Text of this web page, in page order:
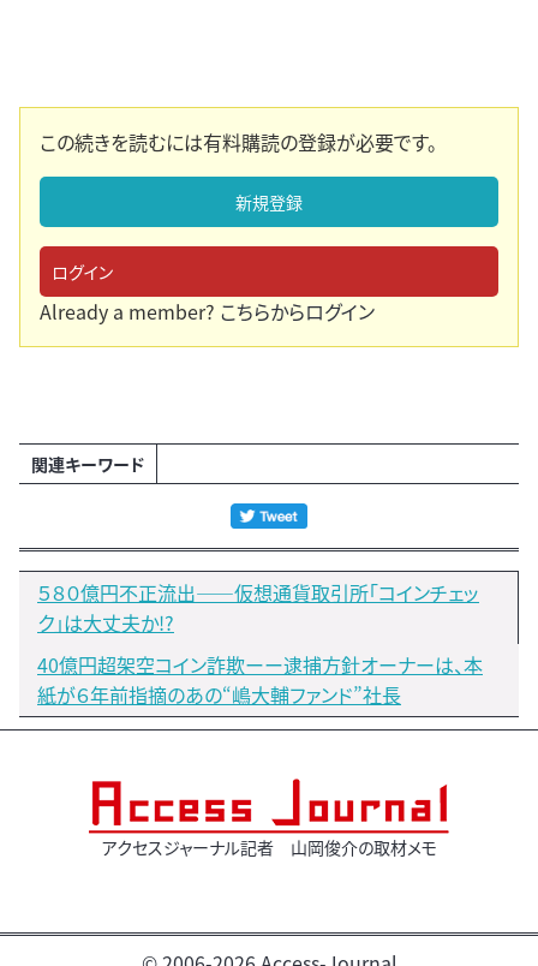
この続きを読むには有料購読の登録が必要です。
新規登録
ログイン
Already a member? こちらからログイン
関連キーワード
５８０億円不正流出――仮想通貨取引所「コインチェッ
ク」は大丈夫か!?
40億円超架空コイン詐欺ーー逮捕方針オーナーは、本
紙が６年前指摘のあの“嶋大輔ファンド”社長
アクセスジャーナル記者 山岡俊介の取材メモ